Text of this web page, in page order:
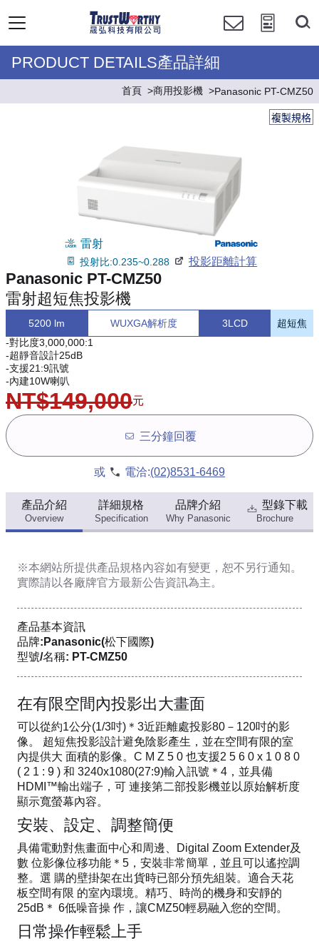
PRODUCT DETAILS產品詳細
首頁 商用投影機 Panasonic PT-CMZ50
複製規格
雷射
投射比:0.235~0.288 投影距離計算
Panasonic PT-CMZ50
雷射超短焦投影機
5200 lm WUXGA解析度 3LCD
超短焦
-對比度3,000,000:1
-超靜音設計25dB
-支援21:9訊號
-內建10W喇叭
NT$149,000元
三分鐘回覆
或 電洽:(02)8531-6469
產品介紹
Overview
詳細規格
Specification
品牌介紹
Why Panasonic
型錄下載
Brochure
※本網站所提供產品規格內容如有變更，恕不另行通知。
實際請以各廠牌官方最新公告資訊為主。
產品基本資訊
品牌:Panasonic(松下國際)
型號/名稱: PT-CMZ50
在有限空間內投影出大畫面
可以從約1公分(1/3吋)＊3近距離處投影80－120吋的影
像。 超短焦投影設計避免陰影產生，並在空間有限的室
內提供大 面積的影像。C M Z 5 0 也支援2 5 6 0 x 1 0 8 0
( 2 1 : 9 ) 和 3240x1080(27:9)輸入訊號＊4，並具備
HDMI™輸出端子，可 連接第二部投影機並以原始解析度
顯示寬螢幕內容。
安裝、設定、調整簡便
具備電動對焦畫面中心和周邊、Digital Zoom Extender及
數 位影像位移功能＊5，安裝非常簡單，並且可以遙控調
整。選 購的壁掛架在出貨時已部分預先組裝。適合天花
板空間有限 的室內環境。精巧、時尚的機身和安靜的
25dB＊ 6低噪音操 作，讓CMZ50輕易融入您的空間。
日常操作輕鬆上手